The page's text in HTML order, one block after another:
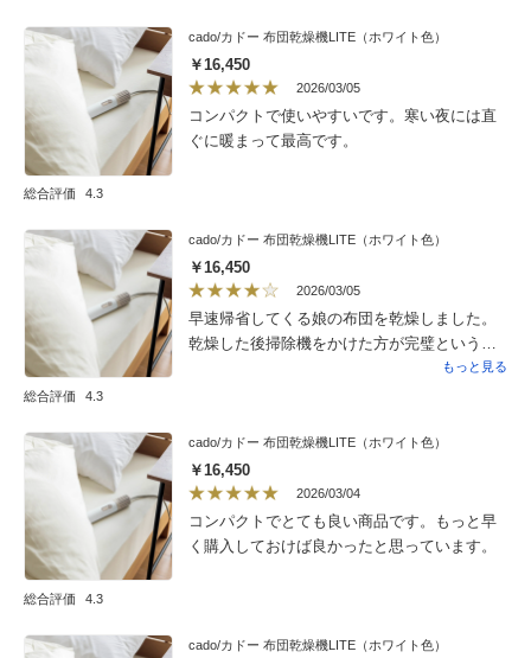
総合評価 4.3
cado/カドー 布団乾燥機LITE（ホワイト色）
￥16,450
2026/03/05
コンパクトで使いやすいです。寒い夜には直
ぐに暖まって最高です。
総合評価 4.3
cado/カドー 布団乾燥機LITE（ホワイト色）
￥16,450
2026/03/05
早速帰省してくる娘の布団を乾燥しました。
乾燥した後掃除機をかけた方が完璧というこ
とでしたので掛けました。少し面倒だなと思
もっと見る
総合評価 4.3
cado/カドー 布団乾燥機LITE（ホワイト色）
￥16,450
2026/03/04
コンパクトでとても良い商品です。もっと早
く購入しておけば良かったと思っています。
cado/カドー 布団乾燥機LITE（ホワイト色）